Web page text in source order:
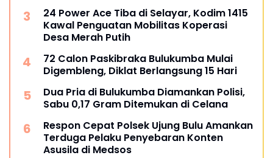
24 Power Ace Tiba di Selayar, Kodim 1415
Kawal Penguatan Mobilitas Koperasi
Desa Merah Putih
72 Calon Paskibraka Bulukumba Mulai
Digembleng, Diklat Berlangsung 15 Hari
Dua Pria di Bulukumba Diamankan Polisi,
Sabu 0,17 Gram Ditemukan di Celana
Respon Cepat Polsek Ujung Bulu Amankan
Terduga Pelaku Penyebaran Konten
Asusila di Medsos